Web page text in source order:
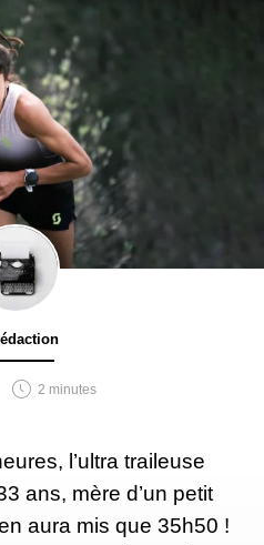
2 minutes
l’ultra traileuse
ans, mère d’un petit
aura mis que 35h50 !